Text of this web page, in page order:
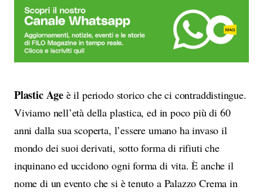
Plastic Age è il periodo storico che ci contraddistingue.
Viviamo nell’età della plastica, ed in poco più di 60
anni dalla sua scoperta, l’essere umano ha invaso il
mondo dei suoi derivati, sotto forma di rifiuti che
inquinano ed uccidono ogni forma di vita. È anche il
nome di un evento che si è tenuto a Palazzo Crema in